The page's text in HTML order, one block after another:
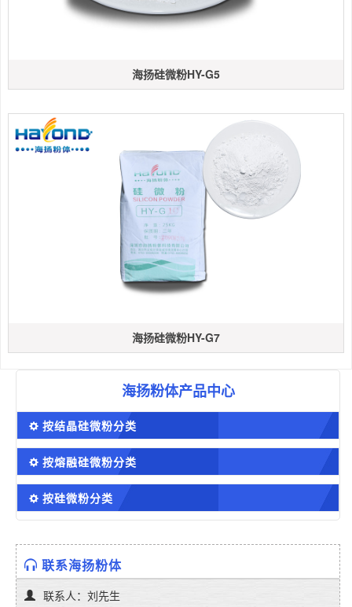
海扬硅微粉HY-G5
海扬硅微粉HY-G7
海扬粉体产品中心
按结晶硅微粉分类
按熔融硅微粉分类
按硅微粉分类
联系海扬粉体
联系人：刘先生